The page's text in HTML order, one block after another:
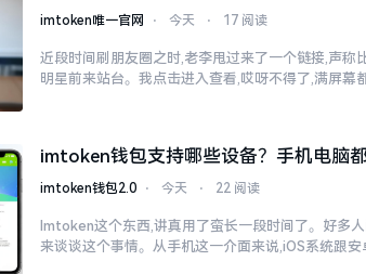
imtoken唯一官网 ⋅ 今天 ⋅ 17 阅读
近段时间刷朋友圈之时,老李甩过来了一个链接,声称
明星前来站台。我点击进入查看,哎呀不得了,满屏幕
imtoken钱包支持哪些设备？手机电脑
imtoken钱包2.0 ⋅ 今天 ⋅ 22 阅读
Imtoken这个东西,讲真用了蛮长一段时间了。好多
来谈谈这个事情。从手机这一介面来说,iOS系统跟